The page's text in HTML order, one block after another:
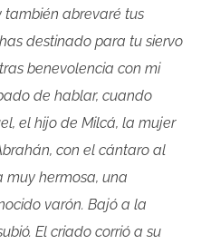
también abrevaré tus
destinado para tu siervo
benevolencia con mi
de hablar, cuando
el hijo de Milcá, la mujer
con el cántaro al
muy hermosa, una
varón. Bajó a la
El criado corrió a su